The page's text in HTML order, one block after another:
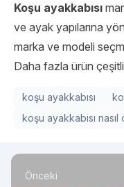
Koşu ayakkabısı
ve ayak yapılarına
marka ve modeli
Daha fazla ürün
koşu ayakkabısı
koşu ayakkabısı nasıl
Önceki